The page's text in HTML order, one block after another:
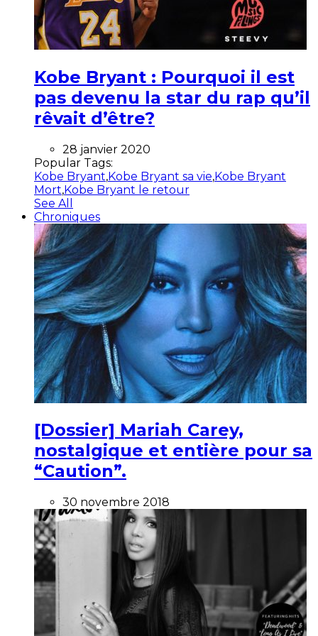
Kobe Bryant : Pourquoi il est
pas devenu la star du rap qu’il
rêvait d’être?
28 janvier 2020
Popular Tags:
Kobe Bryant,Kobe Bryant sa vie,Kobe Bryant
Mort,Kobe Bryant le retour
See All
Chroniques
[Dossier] Mariah Carey,
nostalgique et entière pour sa
“Caution”.
30 novembre 2018